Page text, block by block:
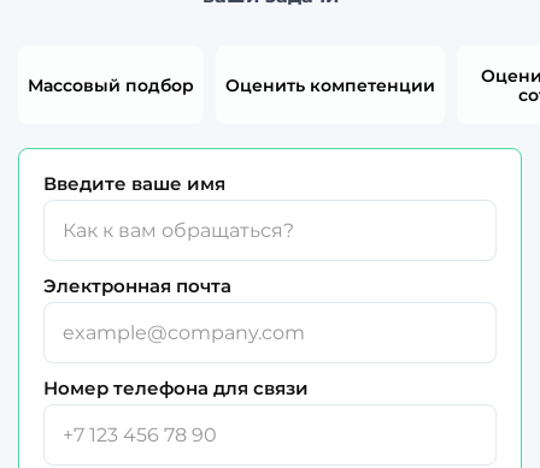
Массовый подбор Оценить компетенции
Введите ваше имя
Электронная почта
Номер телефона для связи